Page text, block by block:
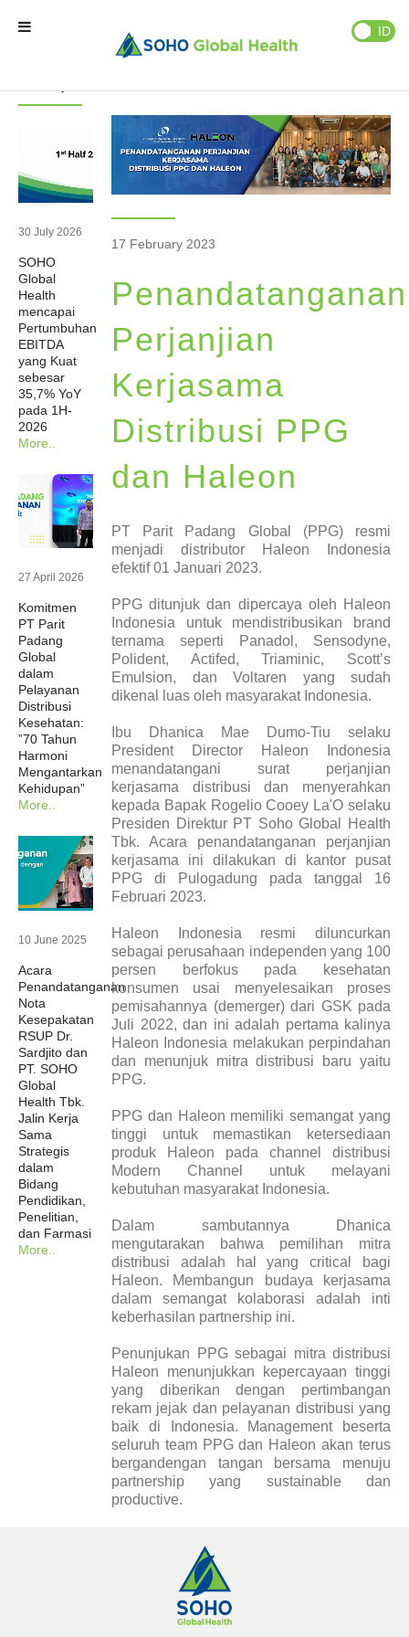
EN ID
Beranda
Brand Kami
Bisnis Kami
Tentang Kami
Natural Wellness
Berita
Investor
Keberlanjutan
Hubungi Kami
Profesional Kesehatan
Berita
30 July 2026
SOHO
Global
Health
mencapai
Pertumbuhan
EBITDA
yang Kuat
sebesar
35,7% YoY
pada 1H-
2026
More..
27 April 2026
Komitmen
PT Parit
Padang
Global
dalam
Pelayanan
Distribusi
Kesehatan:
”70 Tahun
Harmoni
Mengantarkan
Kehidupan”
More..
10 June 2025
Acara
Penandatanganan
Nota
Kesepakatan
RSUP Dr.
Sardjito dan
PT. SOHO
Global
Health Tbk.
Jalin Kerja
Sama
Strategis
dalam
Bidang
Pendidikan,
Penelitian,
dan Farmasi
More..
Berita
17 February 2023
Penandatanganan
Perjanjian
Kerjasama
Distribusi PPG
dan Haleon
PT Parit Padang Global (PPG) resmi
menjadi distributor Haleon Indonesia
efektif 01 Januari 2023.
PPG ditunjuk dan dipercaya oleh Haleon
Indonesia untuk mendistribusikan brand
ternama seperti Panadol, Sensodyne,
Polident, Actifed, Triaminic, Scott’s
Emulsion, dan Voltaren yang sudah
dikenal luas oleh masyarakat Indonesia.
Ibu Dhanica Mae Dumo-Tiu selaku
President Director Haleon Indonesia
menandatangani surat perjanjian
kerjasama distribusi dan menyerahkan
kepada Bapak Rogelio Cooey La'O selaku
Presiden Direktur PT Soho Global Health
Tbk. Acara penandatanganan perjanjian
kerjasama ini dilakukan di kantor pusat
PPG di Pulogadung pada tanggal 16
Februari 2023.
Haleon Indonesia resmi diluncurkan
sebagai perusahaan independen yang 100
persen berfokus pada kesehatan
konsumen usai menyelesaikan proses
pemisahannya (demerger) dari GSK pada
Juli 2022, dan ini adalah pertama kalinya
Haleon Indonesia melakukan perpindahan
dan menunjuk mitra distribusi baru yaitu
PPG.
PPG dan Haleon memiliki semangat yang
tinggi untuk memastikan ketersediaan
produk Haleon pada channel distribusi
Modern Channel untuk melayani
kebutuhan masyarakat Indonesia.
Dalam sambutannya Dhanica
mengutarakan bahwa pemilihan mitra
distribusi adalah hal yang critical bagi
Haleon. Membangun budaya kerjasama
dalam semangat kolaborasi adalah inti
keberhasilan partnership ini.
Penunjukan PPG sebagai mitra distribusi
Haleon menunjukkan kepercayaan tinggi
yang diberikan dengan pertimbangan
rekam jejak dan pelayanan distribusi yang
baik di Indonesia. Management beserta
seluruh team PPG dan Haleon akan terus
bergandengan tangan bersama menuju
partnership yang sustainable dan
productive.
Majalah